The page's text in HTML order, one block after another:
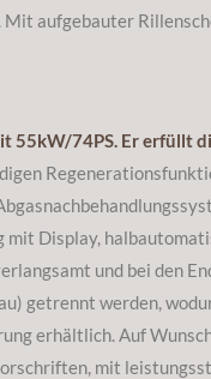
aufgebauter
74PS. Er erfüllt
Display,
und bei den
getrennt werden,
erhältlich. Auf
mit